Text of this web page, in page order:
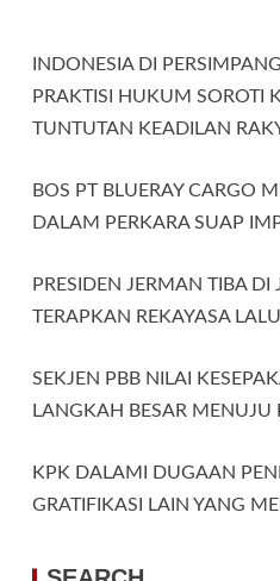
INDONESIA DI
PRAKTISI HUKUM SOROTI
TUNTUTAN KEADILAN
BOS PT BLUERAY CARGO
DALAM PERKARA SUAP
PRESIDEN JERMAN TIBA DI
TERAPKAN REKAYASA
SEKJEN PBB NILAI
LANGKAH BESAR MENUJU
KPK DALAMI DUGAAN
GRATIFIKASI LAIN YANG